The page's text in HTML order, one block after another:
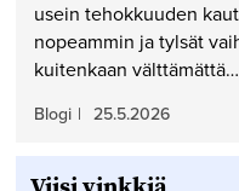
usein tehokkuuden
nopeammin ja tylsät
kuitenkaan välttämättä…
Blogi | 25.5.2026